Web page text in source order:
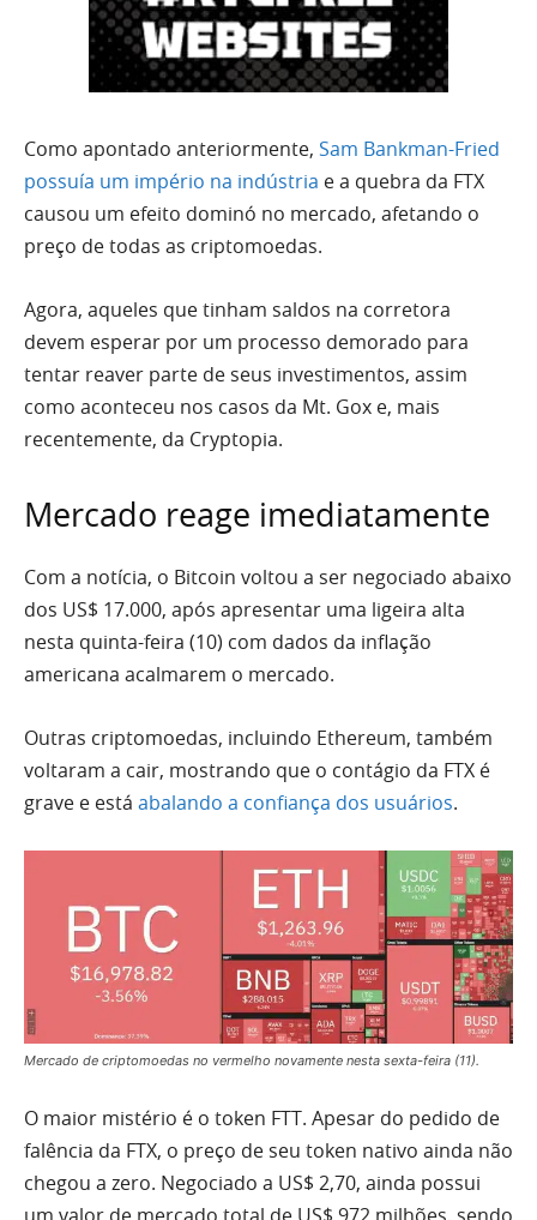
Como apontado anteriormente, Sam Bankman-Fried
possuía um império na indústria e a quebra da FTX
causou um efeito dominó no mercado, afetando o
preço de todas as criptomoedas.
Agora, aqueles que tinham saldos na corretora
devem esperar por um processo demorado para
tentar reaver parte de seus investimentos, assim
como aconteceu nos casos da Mt. Gox e, mais
recentemente, da Cryptopia.
Mercado reage imediatamente
Com a notícia, o Bitcoin voltou a ser negociado abaixo
dos US$ 17.000, após apresentar uma ligeira alta
nesta quinta-feira (10) com dados da inflação
americana acalmarem o mercado.
Outras criptomoedas, incluindo Ethereum, também
voltaram a cair, mostrando que o contágio da FTX é
grave e está abalando a confiança dos usuários.
Mercado de criptomoedas no vermelho novamente nesta sexta-feira (11).
O maior mistério é o token FTT. Apesar do pedido de
falência da FTX, o preço de seu token nativo ainda não
chegou a zero. Negociado a US$ 2,70, ainda possui